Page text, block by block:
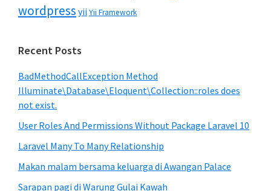
wordpress yii Yii Framework
Recent Posts
BadMethodCallException Method
Illuminate\Database\Eloquent\Collection::roles does
not exist.
User Roles And Permissions Without Package Laravel 10
Laravel Many To Many Relationship
Makan malam bersama keluarga di Awangan Palace
Sarapan pagi di Warung Gulai Kawah